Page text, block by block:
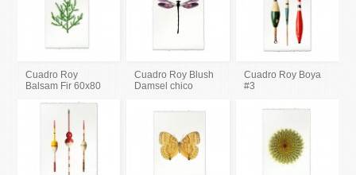
Cuadro Roy
Balsam Fir 60x80
Cuadro Roy Blush
Damsel chico
Cuadro Roy Boya
#3